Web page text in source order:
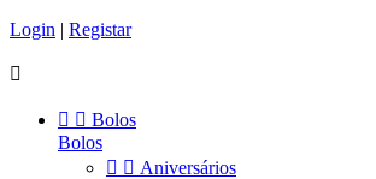
Login | Registar

  Bolos
Bolos
  Aniversários